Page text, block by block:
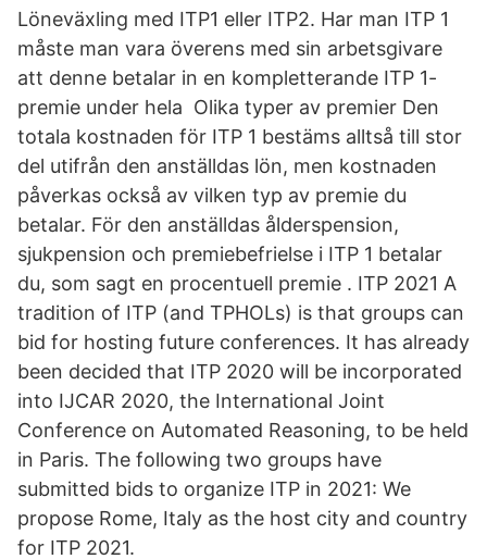
Löneväxling med ITP1 eller ITP2. Har man ITP 1
måste man vara överens med sin arbetsgivare
att denne betalar in en kompletterande ITP 1-
premie under hela Olika typer av premier Den
totala kostnaden för ITP 1 bestäms alltså till stor
del utifrån den anställdas lön, men kostnaden
påverkas också av vilken typ av premie du
betalar. För den anställdas ålderspension,
sjukpension och premiebefrielse i ITP 1 betalar
du, som sagt en procentuell premie . ITP 2021 A
tradition of ITP (and TPHOLs) is that groups can
bid for hosting future conferences. It has already
been decided that ITP 2020 will be incorporated
into IJCAR 2020, the International Joint
Conference on Automated Reasoning, to be held
in Paris. The following two groups have
submitted bids to organize ITP in 2021: We
propose Rome, Italy as the host city and country
for ITP 2021.